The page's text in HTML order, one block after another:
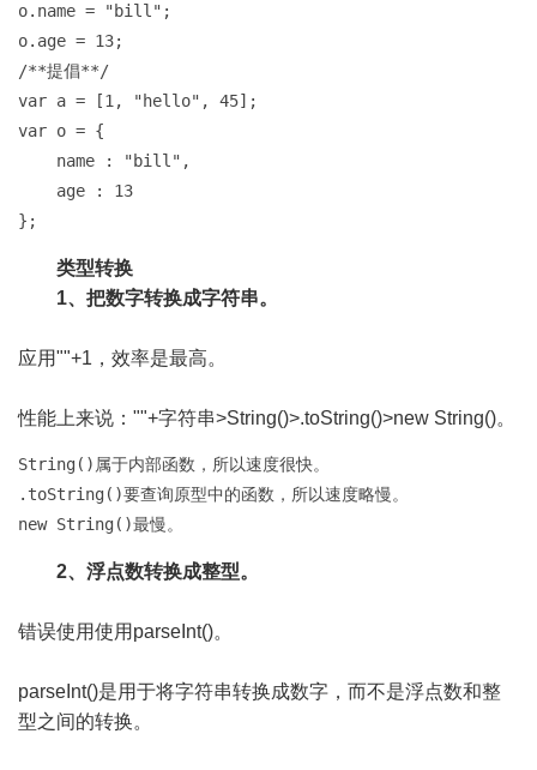
o.name = "bill";
o.age = 13;
/**提倡**/
var a = [1, "hello", 45];
var o = {
    name : "bill",
    age : 13
};
类型转换
1、把数字转换成字符串。
应用""+1，效率是最高。
性能上来说：""+字符串>String()>.toString()>new String()。
String()属于内部函数，所以速度很快。
.toString()要查询原型中的函数，所以速度略慢。
new String()最慢。
2、浮点数转换成整型。
错误使用使用parseInt()。
parseInt()是用于将字符串转换成数字，而不是浮点数和整
型之间的转换。